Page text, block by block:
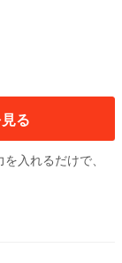
る
入れるだけで、